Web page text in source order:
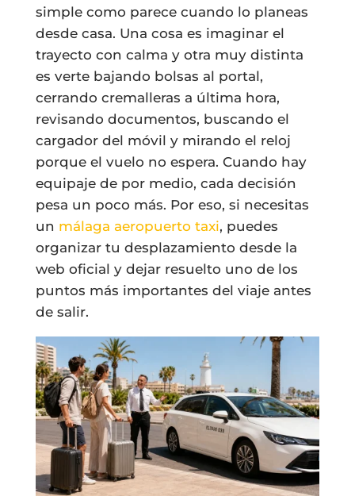
simple como parece cuando lo planeas
desde casa. Una cosa es imaginar el
trayecto con calma y otra muy distinta
es verte bajando bolsas al portal,
cerrando cremalleras a última hora,
revisando documentos, buscando el
cargador del móvil y mirando el reloj
porque el vuelo no espera. Cuando hay
equipaje de por medio, cada decisión
pesa un poco más. Por eso, si necesitas
un málaga aeropuerto taxi, puedes
organizar tu desplazamiento desde la
web oficial y dejar resuelto uno de los
puntos más importantes del viaje antes
de salir.